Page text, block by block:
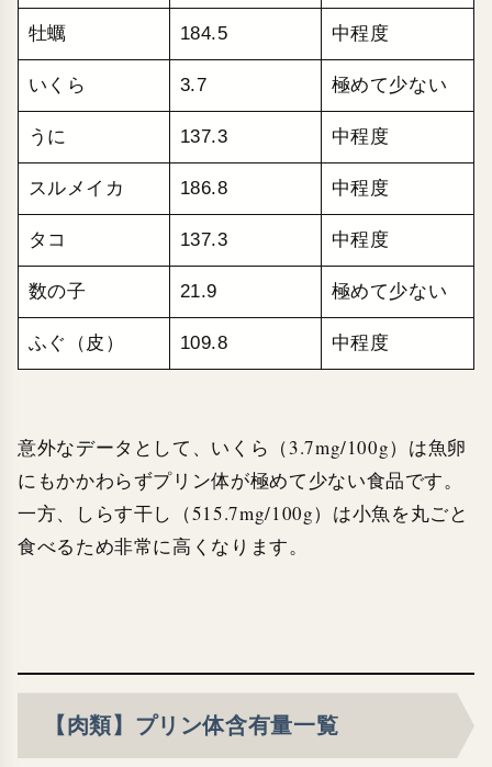
牡蠣 184.5 中程度
いくら 3.7 極めて少ない
うに 137.3 中程度
スルメイカ 186.8 中程度
タコ 137.3 中程度
数の子 21.9 極めて少ない
ふぐ（皮） 109.8 中程度
意外なデータとして、いくら（3.7mg/100g）は魚卵
にもかかわらずプリン体が極めて少ない食品です。
一方、しらす干し（515.7mg/100g）は小魚を丸ごと
食べるため非常に高くなります。
【肉類】プリン体含有量一覧